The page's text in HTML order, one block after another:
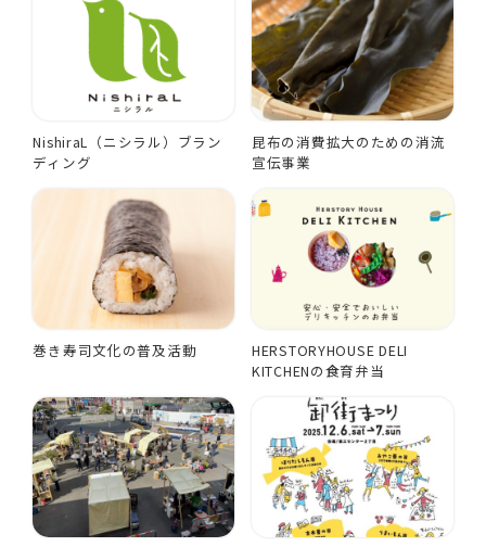
NishiraL（ニシラル）ブラン
ディング
昆布の消費拡大のための消流
宣伝事業
巻き寿司文化の普及活動
HERSTORYHOUSE DELI
KITCHENの食育弁当